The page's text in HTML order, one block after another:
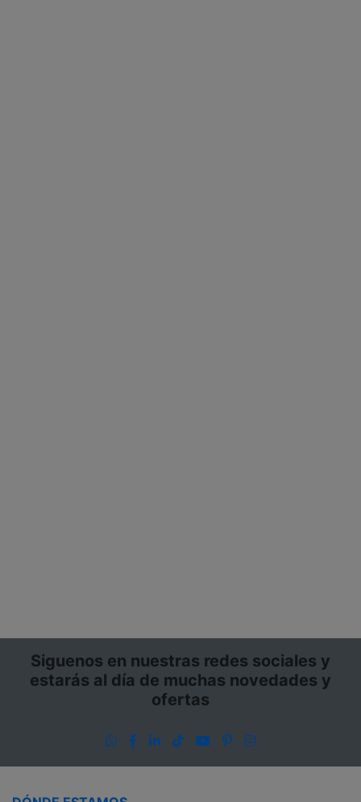
Siguenos en nuestras redes sociales y
estarás al día de muchas novedades y
ofertas
WhatsApp
Facebook
LinkedIn
TikTokYouTube
PinterestInstagram